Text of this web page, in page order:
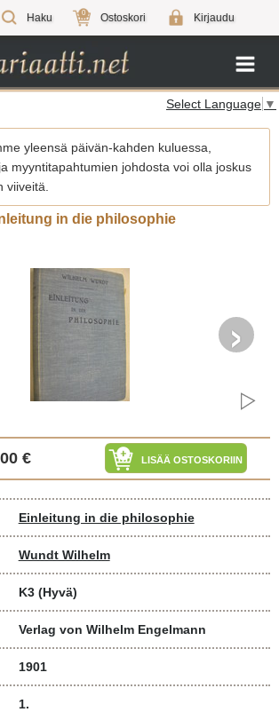
Haku 0 Ostoskori Kirjaudu
Select Language ▼
yleensä päivän-kahden kuluessa,
myyntitapahtumien johdosta voi olla joskus
viiveitä.
in die philosophie
›
€ LISÄÄ OSTOSKORIIN
Einleitung in die philosophie
Wundt Wilhelm
K3 (Hyvä)
Verlag von Wilhelm Engelmann
1901
1.